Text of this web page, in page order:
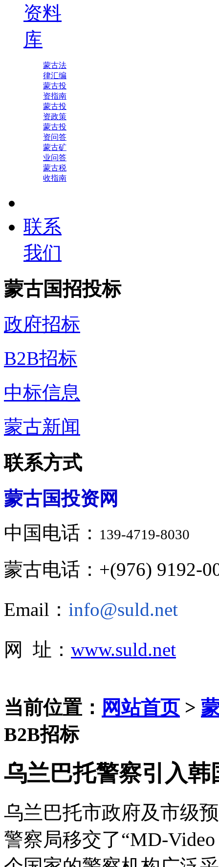
资料
库
蒙古法
律汇编
蒙古投
资指南
蒙古投
资政策
蒙古投
资问答
蒙古矿
业问答
蒙古税
收指南
联系
我们
蒙古国招投标
政府招标
B2B招标
中标信息
蒙古新闻
联系方式
蒙古国投资网
中国电话： 139-4719-8030
蒙古电话：+(976) 9192-
Email： info@suld.net
网 址： www.suld.net
当前位置： 网站首页>
B2B招标
乌兰巴托警察引入
乌兰巴托市政府及市级
警察局移交了“MD-